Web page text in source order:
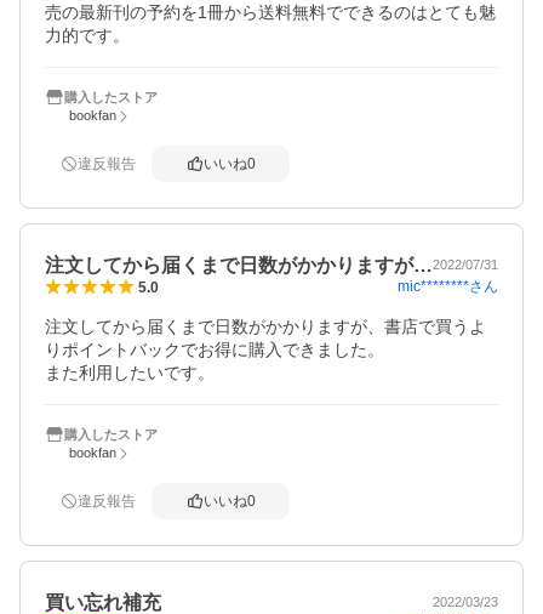
売の最新刊の予約を1冊から送料無料でできるのはとても魅
力的です。
購入したストア
bookfan
違反報告 いいね0
注文してから届くまで日数がかかりますが…2022/07/31
5.0 mic********さん
注文してから届くまで日数がかかりますが、書店で買うよ
りポイントバックでお得に購入できました。
また利用したいです。
購入したストア
bookfan
違反報告 いいね0
買い忘れ補充 2022/03/23